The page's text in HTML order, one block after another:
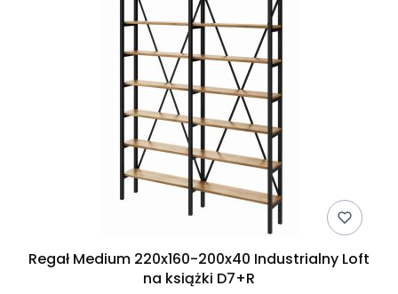
Regał Medium 220x160-200x40 Industrialny Loft
na książki D7+R